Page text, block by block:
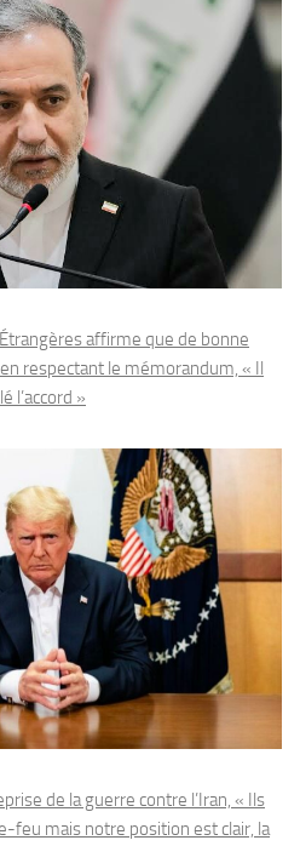
affirme que de bonne
respectant le mémorandum, « Il
l’accord »
de la guerre contre l’Iran, « Ils
feu mais notre position est clair, la